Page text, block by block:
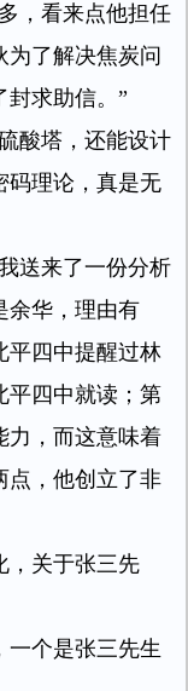
，看来点他担任
了解决焦炭问
封求助信。”
酸塔，还能设计
码理论，真是无
送来了一份分析
余华，理由有
平四中提醒过林
平四中就读；第
力，而这意味着
点，他创立了非
，关于张三先
一个是张三先生